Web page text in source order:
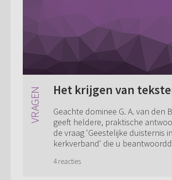
Het krijgen van
Geachte dominee G. A. van den
geeft heldere, praktische
de vraag 'Geestelijke duisternis in
kerkverband' die u
het boe...
4 reacties